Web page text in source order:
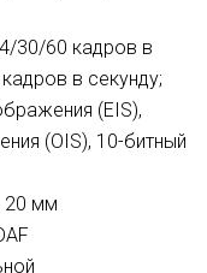
30/60 кадров в
в секунду;
(EIS),
(OIS), 10-битный
20 мм